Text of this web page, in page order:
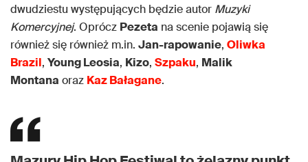
dwudziestu występujących będzie autor Muzyki
Komercyjnej. Oprócz Pezeta na scenie pojawią się
również się również m.in. Jan-rapowanie, Oliwka
Brazil, Young Leosia, Kizo, Szpaku, Malik
Montana oraz Kaz Bałagane.